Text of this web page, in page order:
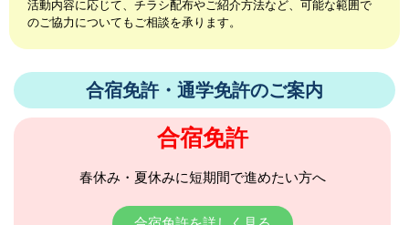
活動内容に応じて、チラシ配布やご紹介方法など、可能な範囲で
のご協力についてもご相談を承ります。
合宿免許・通学免許のご案内
合宿免許
春休み・夏休みに短期間で進めたい方へ